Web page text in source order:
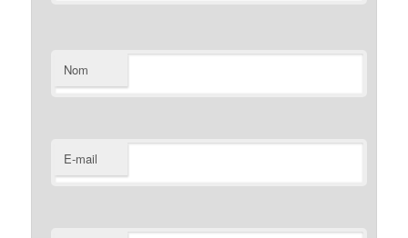
Nom
E-mail